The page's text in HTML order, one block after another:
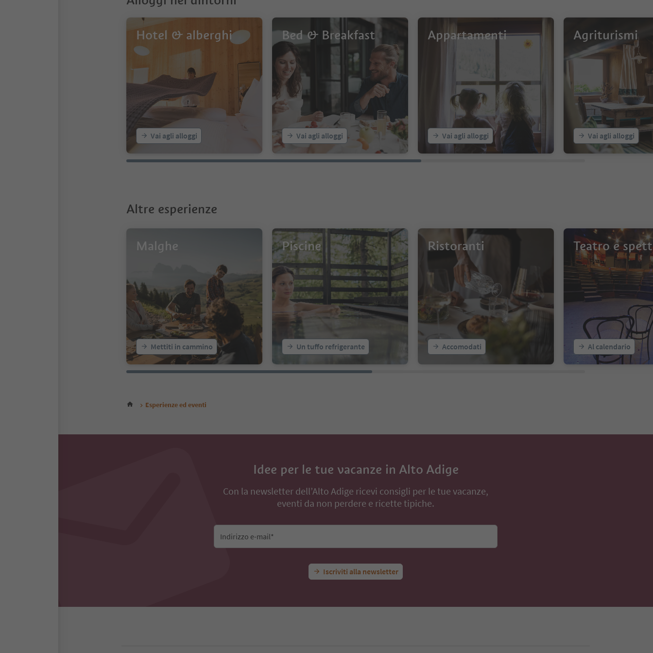
13
18
Hotel & alberghi
Vai agli alloggi
Bed & Breakfast
Vai agli alloggi
Appartamenti
Vai agli alloggi
Agriturismi
Vai agli alloggi
Altre esperienze
Malghe
Mettiti in cammino
Piscine
Un tuffo refrigerante
Ristoranti
Accomodati
Teatro e
Al calendario
Esperienze ed eventi
Idee per le tue vacanze in Alto Adige
Con la newsletter dell’Alto Adige ricevi consigli per le tue vacanze,
eventi da non perdere e ricette tipiche.
Indirizzo e-mail*
Iscriviti alla newsletter